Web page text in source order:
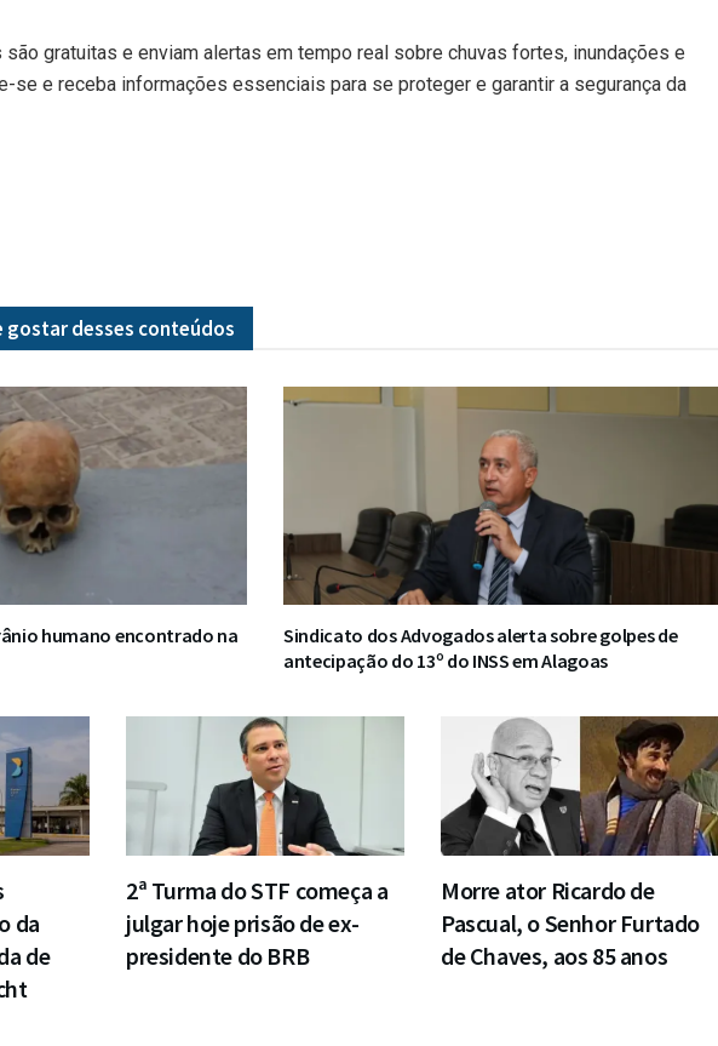
gratuitas e enviam alertas em tempo real sobre chuvas fortes, inundações e
se e receba informações essenciais para se proteger e garantir a segurança da
gostar desses conteúdos
humano encontrado na
Sindicato dos Advogados alerta sobre golpes de
antecipação do 13º do INSS em Alagoas
da
de
2ª Turma do STF começa a
julgar hoje prisão de ex-
presidente do BRB
Morre ator Ricardo de
Pascual, o Senhor Furtado
de Chaves, aos 85 anos